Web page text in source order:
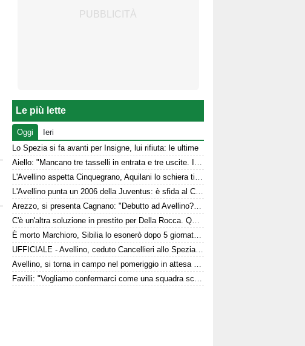
Le più lette
Oggi
Ieri
Lo Spezia si fa avanti per Insigne, lui rifiuta: le ultime
Aiello: "Mancano tre tasselli in entrata e tre uscite. Il cambio modulo? Una squadra camaleontica non dà punti di riferimento". Sull'esterno e il trequartista...
L'Avellino aspetta Cinquegrano, Aquilani lo schiera titolare col Sassuolo
L'Avellino punta un 2006 della Juventus: è sfida al Catanzaro
Arezzo, si presenta Cagnano: "Debutto ad Avellino? Con il Pescara andò bene. Gol dell'ex? Ho rispetto per la piazza e i compagni, non esulterei"
C'è un'altra soluzione in prestito per Della Rocca. Quattro club su Manzi
È morto Marchioro, Sibilia lo esonerò dopo 5 giornate nel 1982
UFFICIALE - Avellino, ceduto Cancellieri allo Spezia: i dettagli
Avellino, si torna in campo nel pomeriggio in attesa del Torino
Favilli: "Vogliamo confermarci come una squadra scomoda per tutti. La concorrenza ben venga. Io mi sento bene"